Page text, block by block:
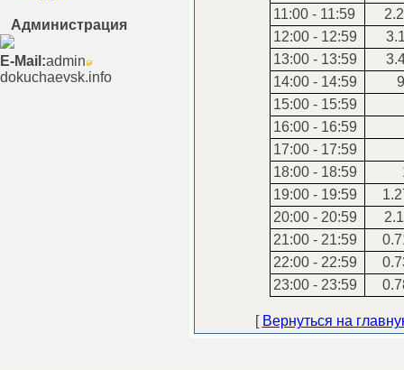
Администрация
E-Mail:admin
dokuchaevsk.info
11:00 - 11:59
12:00 - 12:59
13:00 - 13:59
14:00 - 14:59
15:00 - 15:59
16:00 - 16:59
17:00 - 17:59
18:00 - 18:59
19:00 - 19:59
20:00 - 20:59
21:00 - 21:59
22:00 - 22:59
23:00 - 23:59
[ Вернуться на